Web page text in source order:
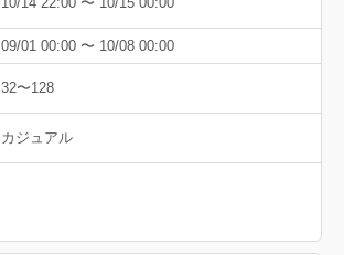
09/01 00:00 〜 10/08 00:00
32〜128
カジュアル